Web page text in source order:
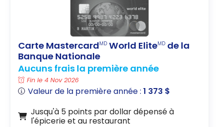
Carte MastercardMD World EliteMD de la
Banque Nationale
Aucuns frais la première année
Fin le 4 Nov 2026
Valeur de la première année :1 373 $
Jusqu'à 5 points par dollar dépensé à
l'épicerie et au restaurant